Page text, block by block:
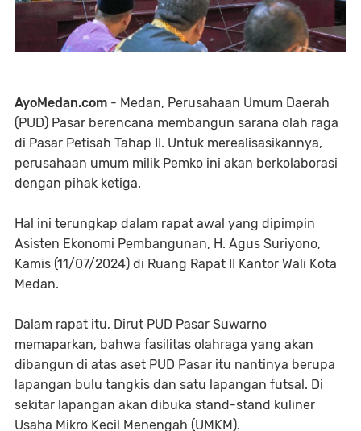
AyoMedan.com - Medan, Perusahaan Umum Daerah
(PUD) Pasar berencana membangun sarana olah raga
di Pasar Petisah Tahap II. Untuk merealisasikannya,
perusahaan umum milik Pemko ini akan berkolaborasi
dengan pihak ketiga.
Hal ini terungkap dalam rapat awal yang dipimpin
Asisten Ekonomi Pembangunan, H. Agus Suriyono,
Kamis (11/07/2024) di Ruang Rapat II Kantor Wali Kota
Medan.
Dalam rapat itu, Dirut PUD Pasar Suwarno
memaparkan, bahwa fasilitas olahraga yang akan
dibangun di atas aset PUD Pasar itu nantinya berupa
lapangan bulu tangkis dan satu lapangan futsal. Di
sekitar lapangan akan dibuka stand-stand kuliner
Usaha Mikro Kecil Menengah (UMKM).